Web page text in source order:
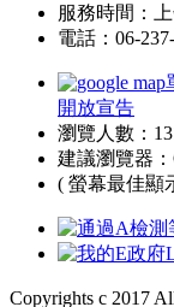
服務時間：
電話：06-
開放宣告
瀏覽人數：
建議瀏覽器
( 螢幕最佳顯
Copyrights c 2017